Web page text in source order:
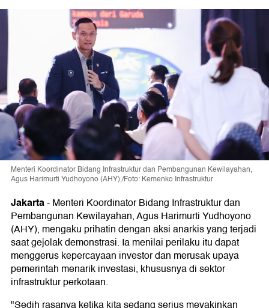
Menteri Koordinator Bidang Infrastruktur dan Pembangunan Kewilayahan,
Agus Harimurti Yudhoyono (AHY),/Foto: Kemenko Infrastruktur
Jakarta-Menteri Koordinator Bidang Infrastruktur dan
Pembangunan Kewilayahan, Agus Harimurti Yudhoyono
(AHY), mengaku prihatin dengan aksi anarkis yang terjadi
saat gejolak demonstrasi. Ia menilai perilaku itu dapat
menggerus kepercayaan investor dan merusak upaya
pemerintah menarik investasi, khususnya di sektor
infrastruktur perkotaan.